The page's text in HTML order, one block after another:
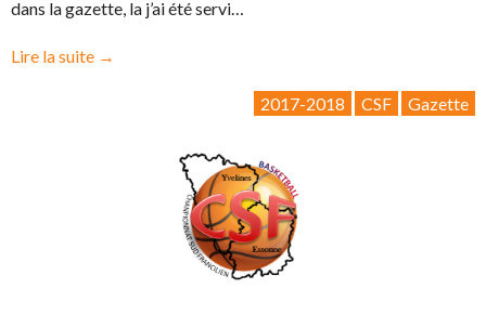
dans la gazette, la j’ai été servi…
Lire la suite « La
→
2017-2018 CSF Gazette